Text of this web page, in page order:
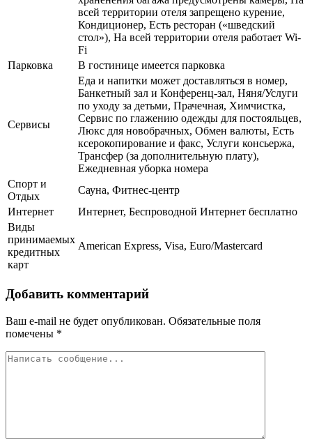
всей территории отеля запрещено курение,
Кондиционер, Есть ресторан («шведский
стол»), На всей территории отеля работает Wi-
Fi
Парковка
В гостинице имеется парковка
Сервисы
Еда и напитки может доставляться в номер,
Банкетный зал и Конференц-зал, Няня/Услуги
по уходу за детьми, Прачечная, Химчистка,
Сервис по глажению одежды для постояльцев,
Люкс для новобрачных, Обмен валюты, Есть
ксерокопирование и факс, Услуги консьержа,
Трансфер (за дополнительную плату),
Ежедневная уборка номера
Спорт и
Отдых
Сауна, Фитнес-центр
Интернет
Интернет, Беспроводной Интернет бесплатно
Виды
принимаемых
кредитных
карт
American Express, Visa, Euro/Mastercard
Добавить комментарий
Ваш e-mail не будет опубликован. Обязательные поля
помечены *